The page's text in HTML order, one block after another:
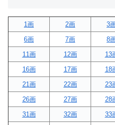
1画 2画 3
6画
7画 8
11画
12画 13
16画
17画 18
21画
22画 23
26画
27画 28
31画
32画 33